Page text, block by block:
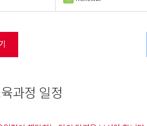
과정 일정